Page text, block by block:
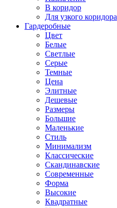
В коридор
Для узкого коридора
Гардеробные
Цвет
Белые
Светлые
Серые
Темные
Цена
Элитные
Дешевые
Размеры
Большие
Маленькие
Стиль
Минимализм
Классические
Скандинавские
Современные
Форма
Высокие
Квадратные